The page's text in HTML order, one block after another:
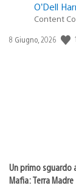
O’Dell
Content
Data
8 Giugno, 2026
Un primo sguardo
Mafia: Terra Madre